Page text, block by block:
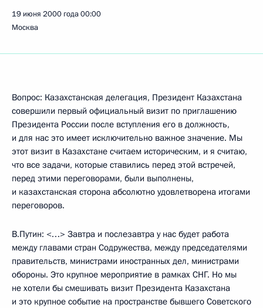
19 июня 2000 года00:00
Москва
Вопрос: Казахстанская делегация, Президент Казахстана
совершили первый официальный визит по приглашению
Президента России после вступления его в должность,
и для нас это имеет исключительно важное значение. Мы
этот визит в Казахстане считаем историческим, и я считаю,
что все задачи, которые ставились перед этой встречей,
перед этими переговорами, были выполнены,
и казахстанская сторона абсолютно удовлетворена итогами
переговоров.
В.Путин: <…> Завтра и послезавтра у нас будет работа
между главами стран Содружества, между председателями
правительств, министрами иностранных дел, министрами
обороны. Это крупное мероприятие в рамках СНГ. Но мы
не хотели бы смешивать визит Президента Казахстана
и это крупное событие на пространстве бывшего Советского